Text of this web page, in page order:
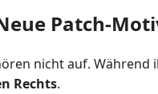
Patch-
nicht auf.
Rechts.